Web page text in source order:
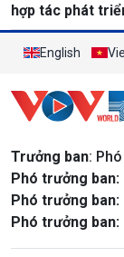
hợp tác phát
tạo
English
Trưởng ban:
Phó trưởng ban:
Phó trưởng ban:
Phó trưởng ban: